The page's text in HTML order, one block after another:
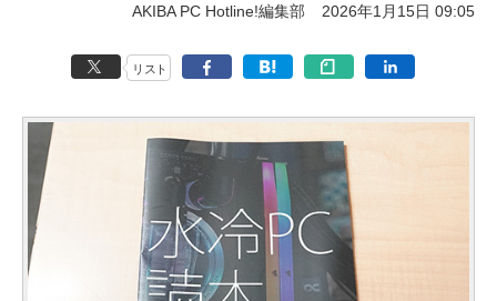
AKIBA PC Hotline!編集部 2026年1月15日 09:05
リスト